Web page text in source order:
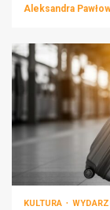
Aleksandra
KULTURA